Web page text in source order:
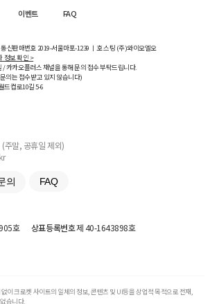
이벤트 FAQ
신판매번호 2019-서울마포-1239 ㅣ 호스팅 (주)와이오엘오
정보 확인 >
카카오플러스 채널을 통해 문의 접수 부탁드립니다.
의는 접수받고 있지 않습니다)
드컵로10길5-6
주말, 공휴일 제외)
의 FAQ
호 상표등록번호제 40-1643898호
이 크로켓 사이트의 일체의 정보, 콘텐츠 및 UI등을 상업적 목적으로 전재,
습니다.